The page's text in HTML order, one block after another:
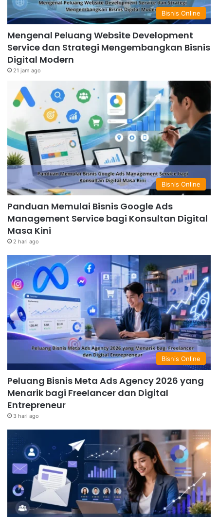
Bisnis Online
Mengenal Peluang Website Development
Service dan Strategi Mengembangkan Bisnis
Digital Modern
21 jam ago
Bisnis Online
Panduan Memulai Bisnis Google Ads
Management Service bagi Konsultan Digital
Masa Kini
2 hari ago
Bisnis Online
Peluang Bisnis Meta Ads Agency 2026 yang
Menarik bagi Freelancer dan Digital
Entrepreneur
3 hari ago